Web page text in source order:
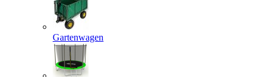
Gartenwagen